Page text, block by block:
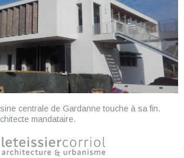
centrale de Gardanne touche à sa fin.
mandataire.